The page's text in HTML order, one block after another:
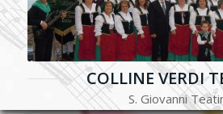
COLLINE VERDI
S. Giovanni